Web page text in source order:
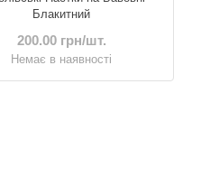
Блакитний
200.00 грн/шт.
Немає в наявності